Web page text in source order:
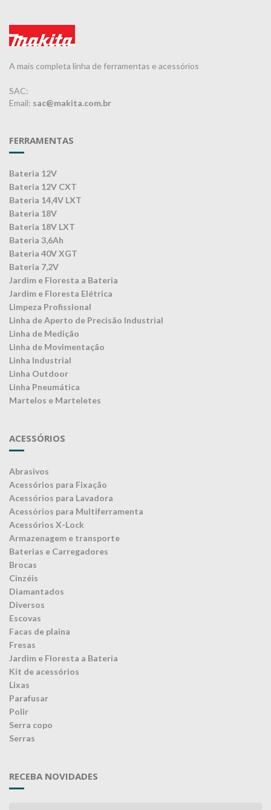
A mais completa linha de ferramentas e acessórios
SAC:
Email: sac@makita.com.br
FERRAMENTAS
Bateria 12V
Bateria 12V CXT
Bateria 14,4V LXT
Bateria 18V
Bateria 18V LXT
Bateria 3,6Ah
Bateria 40V XGT
Bateria 7,2V
Jardim e Floresta a Bateria
Jardim e Floresta Elétrica
Limpeza Profissional
Linha de Aperto de Precisão Industrial
Linha de Medição
Linha de Movimentação
Linha Industrial
Linha Outdoor
Linha Pneumática
Martelos e Marteletes
ACESSÓRIOS
Abrasivos
Acessórios para Fixação
Acessórios para Lavadora
Acessórios para Multiferramenta
Acessórios X-Lock
Armazenagem e transporte
Baterias e Carregadores
Brocas
Cinzéis
Diamantados
Diversos
Escovas
Facas de plaina
Fresas
Jardim e Floresta a Bateria
Kit de acessórios
Lixas
Parafusar
Polir
Serra copo
Serras
RECEBA NOVIDADES